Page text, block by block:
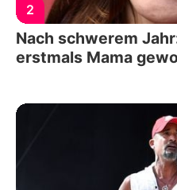
2
Nach schwerem
erstmals Mama